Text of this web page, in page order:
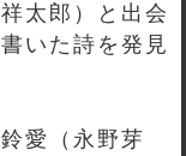
太郎）と出会
いた詩を発見
愛（永野芽